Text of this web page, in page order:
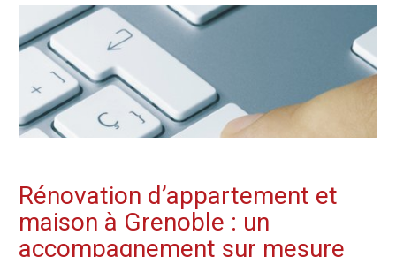
Rénovation d’appartement et
maison à Grenoble : un
accompagnement sur mesure